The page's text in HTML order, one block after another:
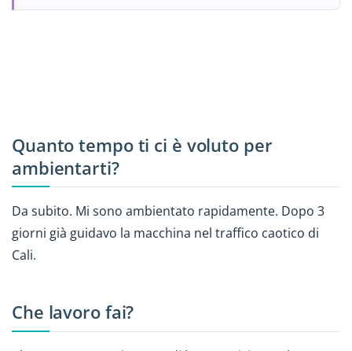
Quanto tempo ti ci è voluto per
ambientarti?
Da subito. Mi sono ambientato rapidamente. Dopo 3
giorni già guidavo la macchina nel traffico caotico di
Cali.
Che lavoro fai?